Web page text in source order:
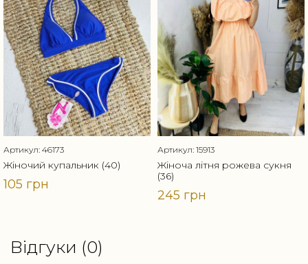
Артикул: 46173
Жіночий купальник (40)
105 грн
Артикул: 15913
Жіноча літня рожева сукня
(36)
245 грн
Відгуки (0)